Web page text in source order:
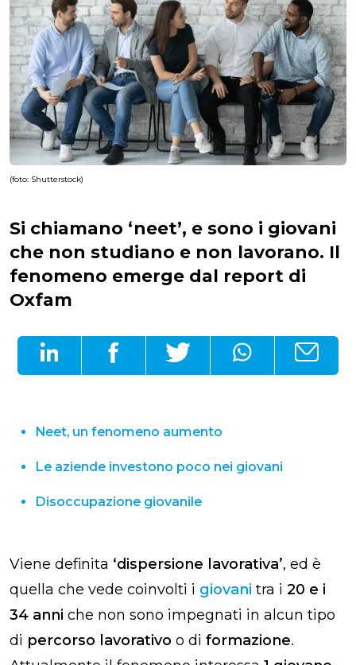
(foto: Shutterstock)
Si chiamano ‘neet’, e sono i giovani
che non studiano e non lavorano. Il
fenomeno emerge dal report di
Oxfam
Neet, un fenomeno aumento
Le aziende investono poco nei giovani
Disoccupazione giovanile
Viene definita ‘dispersione lavorativa’, ed è
quella che vede coinvolti i giovani tra i 20 e i
34 anni che non sono impegnati in alcun tipo
di percorso lavorativo o di formazione.